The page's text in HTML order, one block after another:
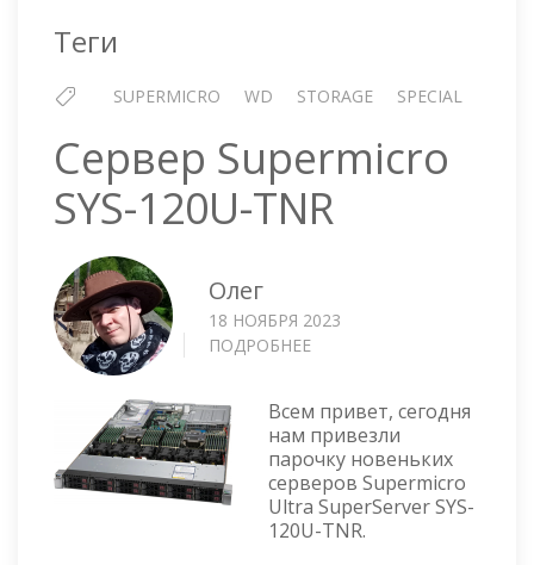
Теги
SUPERMICRO WD STORAGE SPECIAL
Сервер Supermicro
SYS-120U-TNR
Олег
18 НОЯБРЯ 2023
ПОДРОБНЕЕ
SYS-
120U-
TNR
Всем привет, сегодня
нам привезли
парочку новеньких
серверов Supermicro
Ultra SuperServer SYS-
120U-TNR.